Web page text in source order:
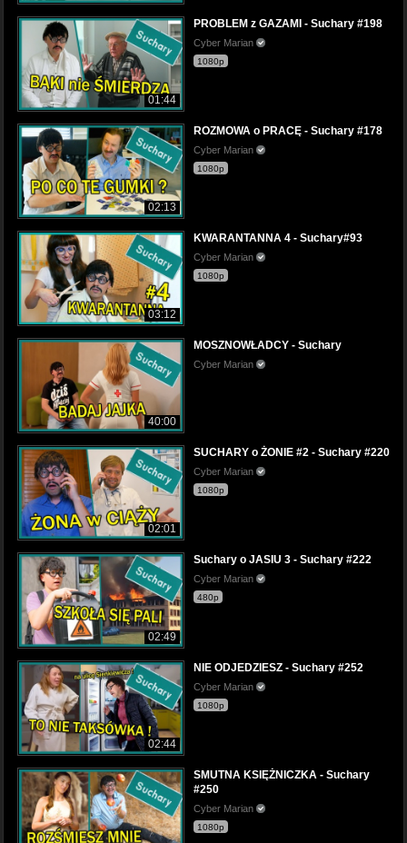
01:44
PROBLEM z GAZAMI - Suchary #198
Cyber Marian
1080p
02:13
ROZMOWA o PRACĘ - Suchary #178
Cyber Marian
1080p
03:12
KWARANTANNA 4 - Suchary#93
Cyber Marian
1080p
40:00
MOSZNOWŁADCY - Suchary
Cyber Marian
02:01
SUCHARY o ŻONIE #2 - Suchary #220
Cyber Marian
1080p
02:49
Suchary o JASIU 3 - Suchary #222
Cyber Marian
480p
02:44
NIE ODJEDZIESZ - Suchary #252
Cyber Marian
1080p
SMUTNA KSIĘŻNICZKA - Suchary
#250
Cyber Marian
1080p